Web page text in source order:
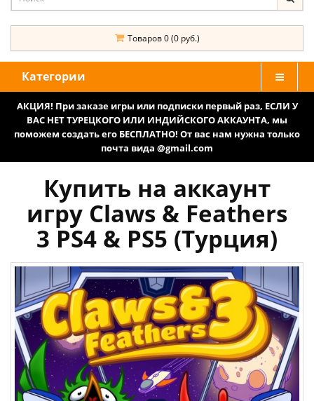
Товаров 0 (0 руб.)
Категории
АКЦИЯ! При заказе игры или подписки первый раз, ЕСЛИ У
ВАС НЕТ ТУРЕЦКОГО ИЛИ ИНДИЙСКОГО АККАУНТА, мы
поможем создать его БЕСПЛАТНО! От вас нам нужна только
почта вида @gmail.com
Купить на аккаунт
игру Claws & Feathers
3 PS4 & PS5 (Турция)